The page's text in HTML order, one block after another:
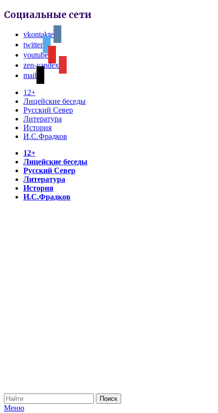
Социальные сети
vkontakte
twitter
youtube
zen-yandex
mail
12+
Лицейские беседы
Русский Север
Литература
История
И.С.Фрадков
12+
Лицейские беседы
Русский Север
Литература
История
И.С.Фрадков
Меню